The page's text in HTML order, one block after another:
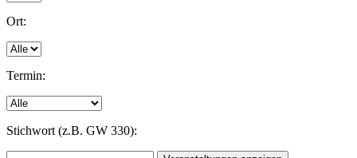
Ort:
Termin:
Stichwort (z.B. GW 330):